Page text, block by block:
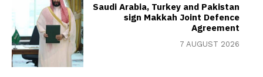
Saudi Arabia, Turkey and Pakistan
sign Makkah Joint Defence
Agreement
7 AUGUST 2026